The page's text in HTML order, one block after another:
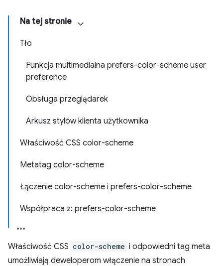
Na tej stronie
Tło
Funkcja multimedialna prefers-color-scheme user
preference
Obsługa przeglądarek
Arkusz stylów klienta użytkownika
Właściwość CSS color-scheme
Metatag color-scheme
Łączenie color-scheme i prefers-color-scheme
Współpraca z: prefers-color-scheme
Właściwość CSS color-scheme i odpowiedni tag meta
umożliwiają deweloperom włączenie na stronach